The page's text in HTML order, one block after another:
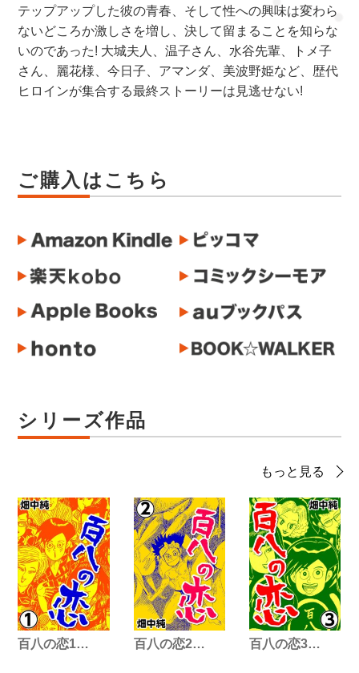
テップアップした彼の青春、そして性への興味は変わら
ないどころか激しさを増し、決して留まることを知らな
いのであった! 大城夫人、温子さん、水谷先輩、トメ子
さん、麗花様、今日子、アマンダ、美波野姫など、歴代
ヒロインが集合する最終ストーリーは見逃せない!
ご購入はこちら
シリーズ作品
もっと見る
百八の恋1… 百八の恋2… 百八の恋3…